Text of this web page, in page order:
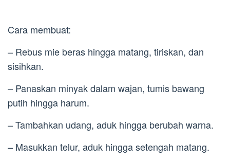
Cara membuat:
– Rebus mie beras hingga matang, tiriskan, dan
sisihkan.
– Panaskan minyak dalam wajan, tumis bawang
putih hingga harum.
– Tambahkan udang, aduk hingga berubah warna.
– Masukkan telur, aduk hingga setengah matang.